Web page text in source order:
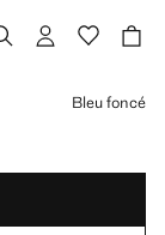
Bleu foncé